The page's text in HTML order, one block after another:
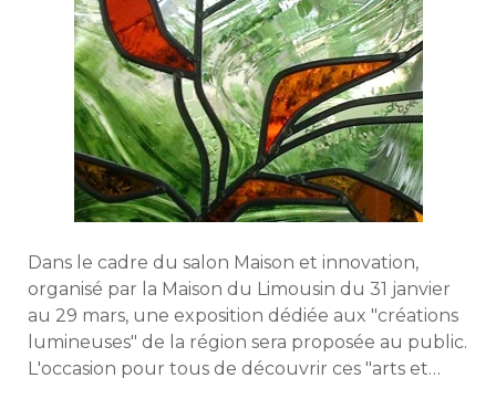
Dans le cadre du salon Maison et innovation,
organisé par la Maison du Limousin du 31 janvier
au 29 mars, une exposition dédiée aux "créations
lumineuses" de la région sera proposée au public.
L'occasion pour tous de découvrir ces "arts et